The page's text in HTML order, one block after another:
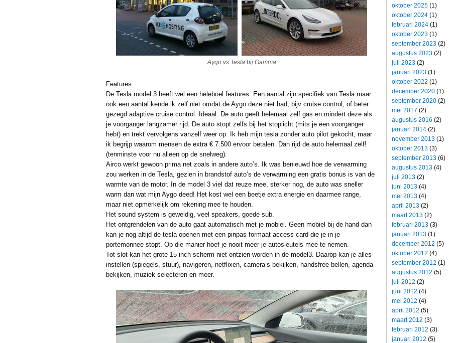
Aygo vs Tesla bij Gamma
Features
De Tesla model 3 heeft wel een heleboel features. Een aantal zijn specifiek van Tesla maar
ook een aantal kende ik zelf niet omdat de Aygo deze niet had, bijv cruise control, of beter
gezegd adaptive cruise control. Ideaal. De auto geeft helemaal zelf gas en mindert deze als
je voorganger langzamer rijd. De auto stopt zelfs bij het stoplicht (mits je een voorganger
hebt) en trekt vervolgens vanzelf weer op. Ik heb mijn tesla zonder auto pilot gekocht, maar
ik begrijp waarom mensen de extra € 7.500 ervoor betalen. Dan rijd de auto helemaal zelf!
(tenminste voor nu alleen op de snelweg).
Airco werkt gewoon prima net zoals in andere auto’s. Ik was benieuwd hoe de verwarming
zou werken in de Tesla, gezien in brandstof auto’s de verwarming een gratis bonus is van de
warmte van de motor. In de model 3 viel dat reuze mee, sterker nog, de auto was sneller
warm dan wat mijn Aygo deed! Het kost wel een beetje extra energie en daarmee range,
maar niet opmerkelijk om rekening mee te houden.
Het sound system is geweldig, veel speakers, goede sub.
Het ontgrendelen van de auto gaat automatisch met je mobiel. Geen mobiel bij de hand dan
kan je nog altijd de tesla openen met een pinpas formaat access card die je in je
portemonnee stopt. Op die manier hoef je nooit meer je autosleutels mee te nemen.
Tot slot kan het grote 15 inch scherm niet ontzien worden in de model3. Daarop kan je alles
instellen (spiegels, stuur), navigeren, netflixen, camera’s bekijken, handsfree bellen, agenda
bekijken, muziek selecteren en meer.
oktober 2025 (1)
oktober 2024 (1)
februari 2024 (1)
oktober 2023 (1)
september 2023 (2)
augustus 2023 (2)
juli 2023 (2)
januari 2023 (1)
oktober 2022 (1)
december 2020 (1)
september 2020 (2)
mei 2017 (2)
augustus 2016 (2)
januari 2014 (2)
november 2013 (1)
oktober 2013 (3)
september 2013 (6)
augustus 2013 (4)
juli 2013 (2)
juni 2013 (4)
mei 2013 (4)
april 2013 (2)
maart 2013 (2)
februari 2013 (3)
januari 2013 (1)
december 2012 (5)
oktober 2012 (4)
september 2012 (1)
augustus 2012 (5)
juli 2012 (2)
juni 2012 (4)
mei 2012 (4)
april 2012 (5)
maart 2012 (3)
februari 2012 (3)
januari 2012 (5)